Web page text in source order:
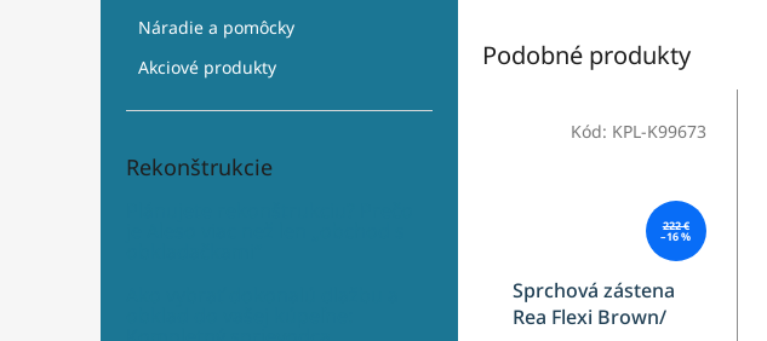
Náradie a pomôcky
Akciové produkty
Rekonštrukcie
Podobné produkty
222 €
–16 %
Sprchová zástena
Rea Flexi Brown/
Kód: KPL-K99673